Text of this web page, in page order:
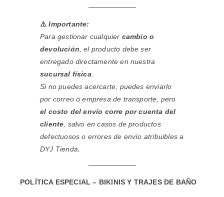
⚠️ Importante:
Para gestionar cualquier cambio o
devolución , el producto debe ser
entregado directamente en nuestra
sucursal física
Si no puedes acercarte, puedes enviarlo
por correo o empresa de transporte, pero
el costo del envío corre por cuenta del
cliente , salvo en casos de productos
defectuosos o errores de envío atribuibles a
DYJ Tienda.
POLÍTICA ESPECIAL – BIKINIS Y TRAJES DE BAÑO